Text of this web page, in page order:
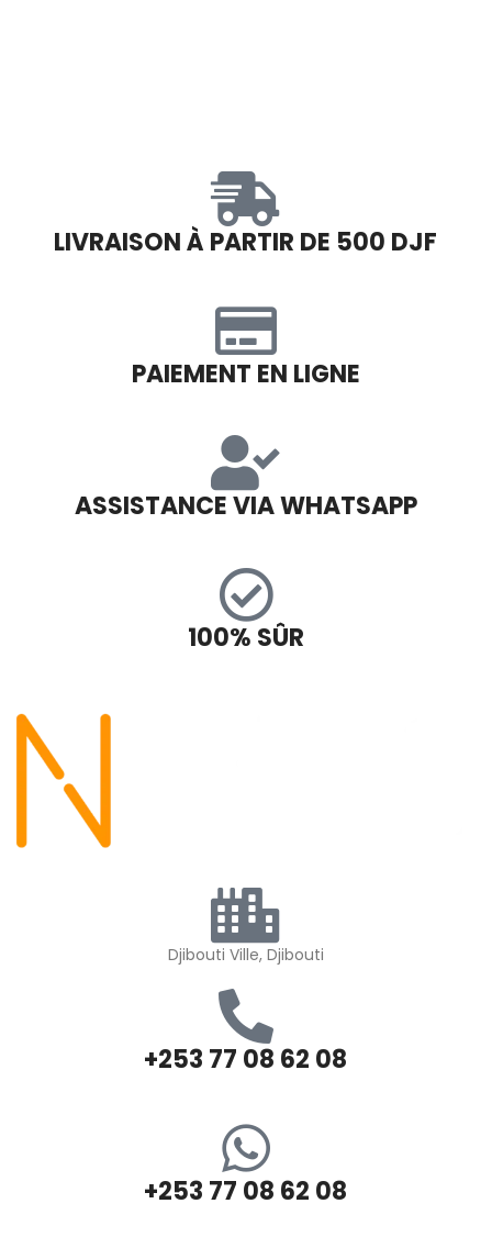
LIVRAISON À PARTIR DE 500 DJF
PAIEMENT EN LIGNE
ASSISTANCE VIA WHATSAPP
100% SÛR
Djibouti Ville, Djibouti
+253 77 08 62 08
+253 77 08 62 08